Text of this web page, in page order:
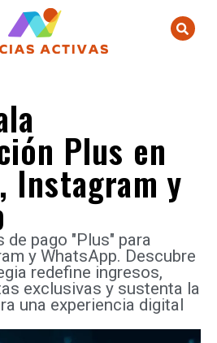
Plus en
Instagram y
de pago "Plus" para
y WhatsApp. Descubre
redefine ingresos,
exclusivas y sustenta la
una experiencia digital